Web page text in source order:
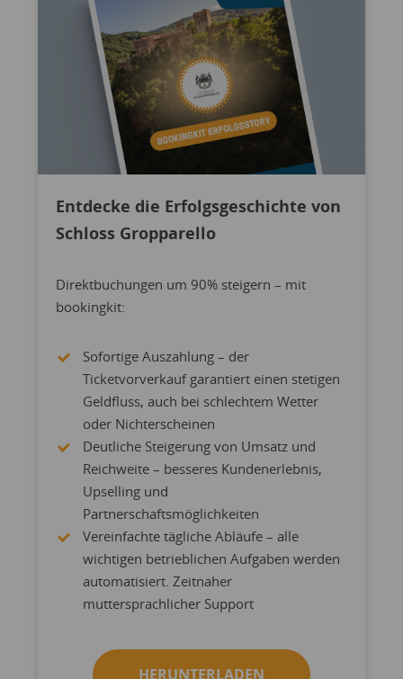
Entdecke die Erfolgsgeschichte von
Schloss Gropparello
Direktbuchungen um 90% steigern – mit
bookingkit:
Sofortige Auszahlung – der
Ticketvorverkauf garantiert einen stetigen
Geldfluss, auch bei schlechtem Wetter
oder Nichterscheinen
Deutliche Steigerung von Umsatz und
Reichweite – besseres Kundenerlebnis,
Upselling und
Partnerschaftsmöglichkeiten
Vereinfachte tägliche Abläufe – alle
wichtigen betrieblichen Aufgaben werden
automatisiert. Zeitnaher
muttersprachlicher Support
HERUNTERLADEN